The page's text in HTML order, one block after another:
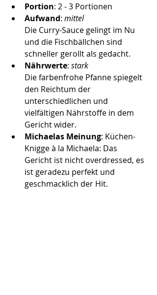
Portion: 2 - 3 Portionen
Aufwand: mittel
Die Curry-Sauce gelingt im Nu
und die Fischbällchen sind
schneller gerollt als gedacht.
Nährwerte: stark
Die farbenfrohe Pfanne spiegelt
den Reichtum der
unterschiedlichen und
vielfältigen Nährstoffe in dem
Gericht wider.
Michaelas Meinung: Küchen-
Knigge à la Michaela: Das
Gericht ist nicht overdressed, es
ist geradezu perfekt und
geschmacklich der Hit.